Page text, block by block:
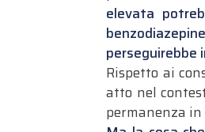
elevata
perseguirebbe
Rispetto ai
atto nel
permanenza